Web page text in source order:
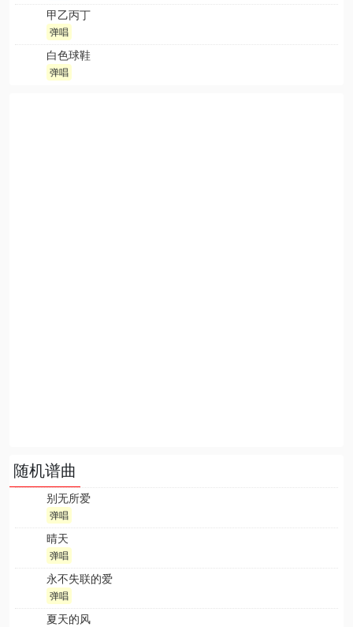
甲乙丙丁
弹唱
白色球鞋
弹唱
随机谱曲
别无所爱
弹唱
晴天
弹唱
永不失联的爱
弹唱
夏天的风